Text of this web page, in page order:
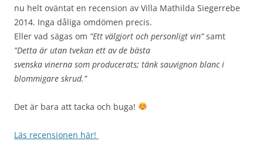
nu helt oväntat en recension av Villa Mathilda Siegerrebe
2014. Inga dåliga omdömen precis.
Eller vad sägas om ”Ett välgjort och personligt vin”samt
”Detta är utan tvekan ett av de bästa
svenska vinerna som producerats; tänk sauvignon blanc i
blommigare skrud.”
Det är bara att tacka och buga!
Läs recensionen här!